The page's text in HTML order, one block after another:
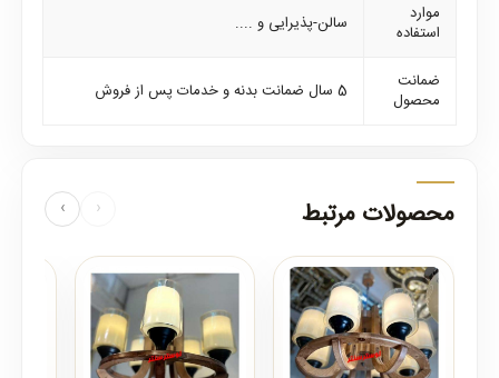
موارد
استفاده
سالن-پذیرایی و ....
ضمانت
محصول
5 سال ضمانت بدنه و خدمات پس از فروش
محصولات مرتبط ‹
›